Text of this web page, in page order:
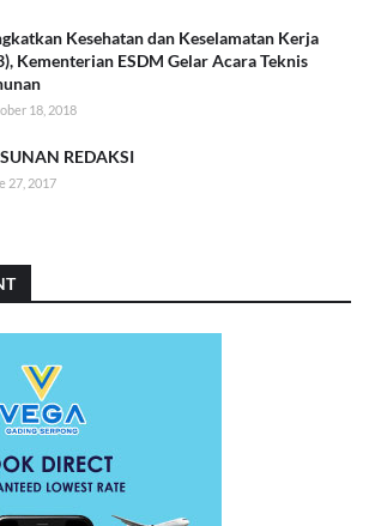
Kesehatan dan Keselamatan Kerja
Kementerian ESDM Gelar Acara Teknis
18, 2018
REDAKSI
27, 2017